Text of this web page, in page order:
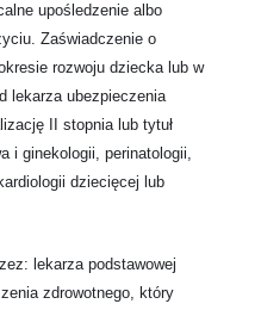
upośledzenie albo
Zaświadczenie o
rozwoju dziecka lub w
lekarza ubezpieczenia
II stopnia lub tytuł
i ginekologii, perinatologii,
dziecięcej lub
lekarza podstawowej
zdrowotnego, który